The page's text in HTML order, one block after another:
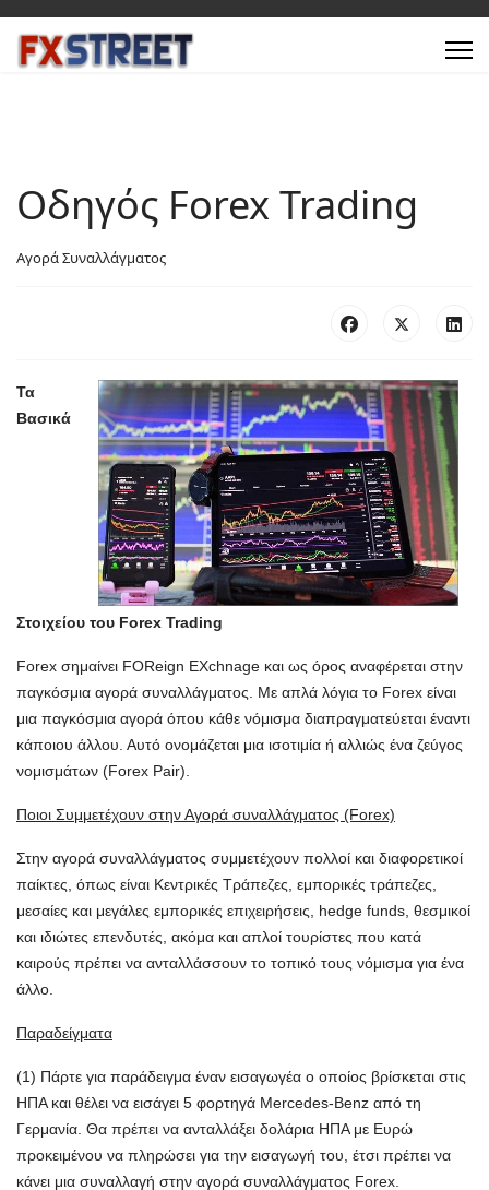
Οδηγός Forex Trading
Αγορά Συναλλάγματος
Τα
Βασικά
Στοιχείου του Forex Trading
Forex σημαίνει FOReign EXchnage και ως όρος αναφέρεται στην
παγκόσμια αγορά συναλλάγματος. Με απλά λόγια το Forex είναι
μια παγκόσμια αγορά όπου κάθε νόμισμα διαπραγματεύεται έναντι
κάποιου άλλου. Αυτό ονομάζεται μια ισοτιμία ή αλλιώς ένα ζεύγος
νομισμάτων (Forex Pair).
Ποιοι Συμμετέχουν στην Αγορά συναλλάγματος (Forex)
Στην αγορά συναλλάγματος συμμετέχουν πολλοί και διαφορετικοί
παίκτες, όπως είναι Κεντρικές Τράπεζες, εμπορικές τράπεζες,
μεσαίες και μεγάλες εμπορικές επιχειρήσεις, hedge funds, θεσμικοί
και ιδιώτες επενδυτές, ακόμα και απλοί τουρίστες που κατά
καιρούς πρέπει να ανταλλάσσουν το τοπικό τους νόμισμα για ένα
άλλο.
Παραδείγματα
(1) Πάρτε για παράδειγμα έναν εισαγωγέα ο οποίος βρίσκεται στις
ΗΠΑ και θέλει να εισάγει 5 φορτηγά Mercedes-Benz από τη
Γερμανία. Θα πρέπει να ανταλλάξει δολάρια ΗΠΑ με Ευρώ
προκειμένου να πληρώσει για την εισαγωγή του, έτσι πρέπει να
κάνει μια συναλλαγή στην αγορά συναλλάγματος Forex.